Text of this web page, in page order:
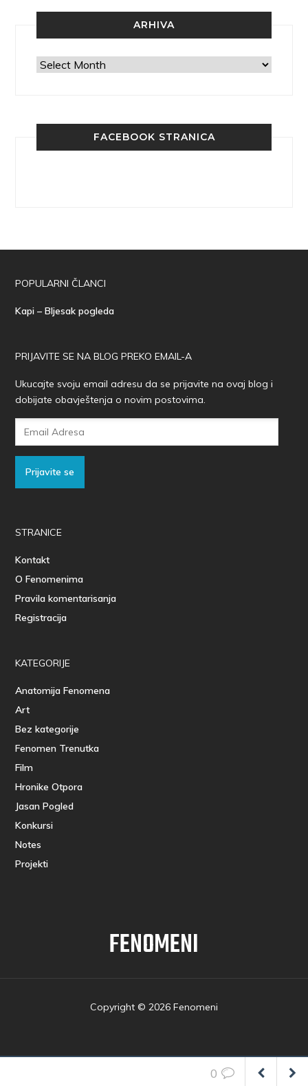
ARHIVA
Arhiva
FACEBOOK STRANICA
POPULARNI ČLANCI
Kapi – Bljesak pogleda
PRIJAVITE SE NA BLOG PREKO EMAIL-A
Ukucajte svoju email adresu da se prijavite na ovaj blog i
dobijate obavještenja o novim postovima.
Prijavite se
STRANICE
Kontakt
O Fenomenima
Pravila komentarisanja
Registracija
KATEGORIJE
Anatomija Fenomena
Art
Bez kategorije
Fenomen Trenutka
Film
Hronike Otpora
Jasan Pogled
Konkursi
Notes
Projekti
FENOMENI
Copyright © 2026 Fenomeni
0